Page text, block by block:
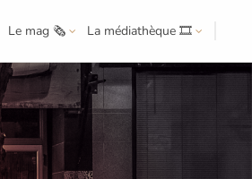
Le mag 🗞️ La médiathèque 🎞️